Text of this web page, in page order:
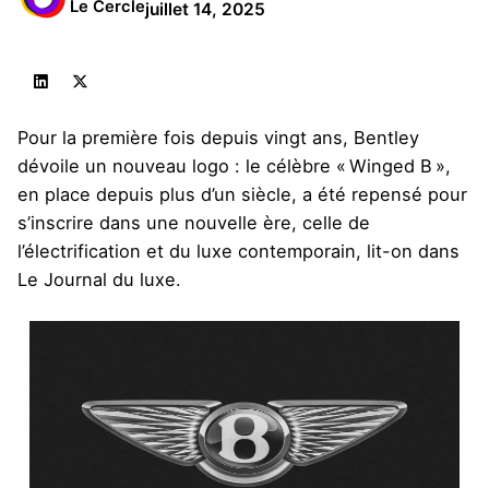
Le Cerclejuillet 14, 2025
Pour la première fois depuis vingt ans, Bentley
dévoile un nouveau logo : le célèbre « Winged B »,
en place depuis plus d’un siècle, a été repensé pour
s’inscrire dans une nouvelle ère, celle de
l’électrification et du luxe contemporain, lit-on dans
Le Journal du luxe.